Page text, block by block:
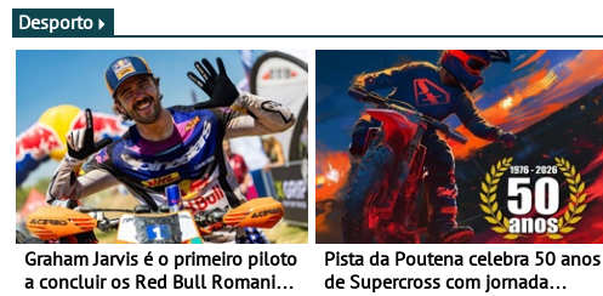
Desporto
Graham Jarvis é o primeiro piloto
a concluir os Red Bull Romaniacs
Pista da Poutena celebra 50 anos
de Supercross com jornada